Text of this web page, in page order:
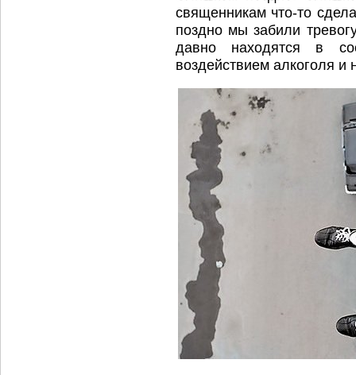
священникам что-то
поздно мы забили
давно находятся в
воздействием алкоголя и